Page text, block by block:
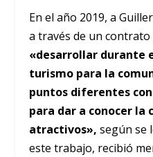
En el año 2019, a
a través de un
«desarrollar durante
turismo para la
puntos diferentes
para dar a conocer la
atractivos»,según se
este trabajo, recibió